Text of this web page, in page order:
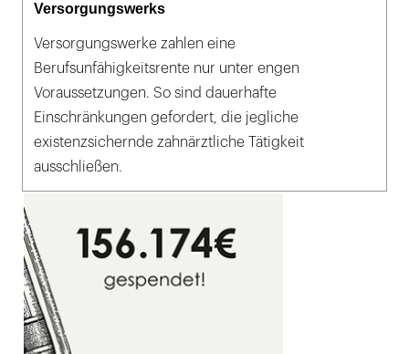
Versorgungswerks
Versorgungswerke zahlen eine
Berufsunfähigkeitsrente nur unter engen
Voraussetzungen. So sind dauerhafte
Einschränkungen gefordert, die jegliche
existenzsichernde zahnärztliche Tätigkeit
ausschließen.